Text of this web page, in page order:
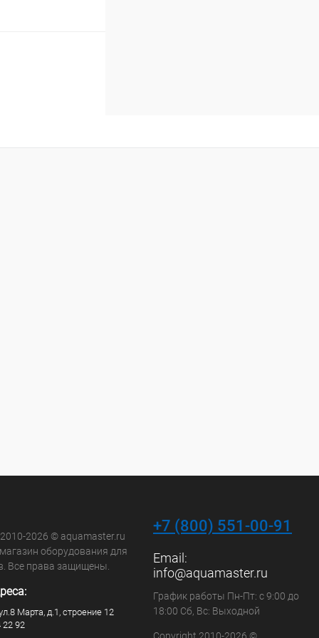
2026 © aquamaster.ru
оборудования для
Все права защищены.
Марта, д.1, строение 12
22 92
+7 (800) 551-00-91
Email:
info@aquamaster.ru
График работы Пн-Пт: с 9:00 до
18:00 Сб, Вс: Выходной